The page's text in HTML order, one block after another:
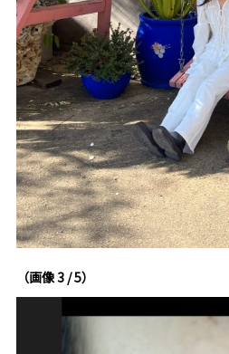
（画像 3 / 5）